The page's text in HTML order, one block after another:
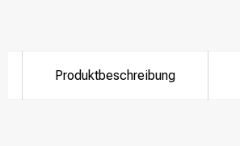
Produktbeschreibung